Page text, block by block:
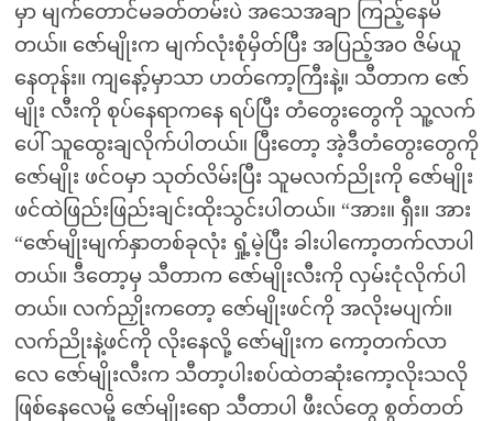
မှာ မျက်တောင်မခတ်တမ်းပဲ အသေအချာ ကြည့်နေမိ
တယ်။ ဇော်မျိုးက မျက်လုံးစုံမှိတ်ပြီး အပြည့်အဝ ဇိမ်ယူ
နေတုန်း။ ကျနော့်မှာသာ ဟတ်ကော့ကြီးနဲ့။ သီတာက ဇော်
မျိုး လီးကို စုပ်နေရာကနေ ရပ်ပြီး တံတွေးတွေကို သူ့လက်
ပေါ် သူထွေးချလိုက်ပါတယ်။ ပြီးတော့ အဲ့ဒီတံတွေးတွေကို
ဇော်မျိုး ဖင်ဝမှာ သုတ်လိမ်းပြီး သူမလက်ညိုးကို ဇော်မျိုး
ဖင်ထဲဖြည်းဖြည်းချင်းထိုးသွင်းပါတယ်။ “အား။ ရှီး။ အား
“ဇော်မျိုးမျက်နှာတစ်ခုလုံး ရှုံ့မဲ့ပြီး ခါးပါကော့တက်လာပါ
တယ်။ ဒီတော့မှ သီတာက ဇော်မျိုးလီးကို လှမ်းငုံလိုက်ပါ
တယ်။ လက်ညှိုးကတော့ ဇော်မျိုးဖင်ကို အလိုးမပျက်။
လက်ညိုးနဲ့ဖင်ကို လိုးနေလို့ ဇော်မျိုးက ကော့တက်လာ
လေ ဇော်မျိုးလီးက သီတာ့ပါးစပ်ထဲတဆုံးကော့လိုးသလို
ဖြစ်နေလေမို့ ဇော်မျိုးရော သီတာပါ ဖီးလ်တွေ စွတ်တတ်